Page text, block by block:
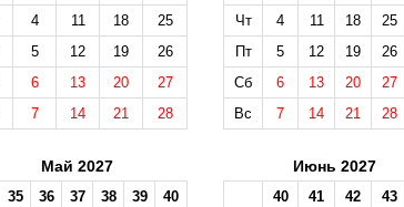
4 11 18
25
5 12 19
26
6 13 20
27
7 14 21 28
Чт
4 11 18
25
Пт
5 12 19
26
Сб
6 13 20
27
Вс
7 14 21 28
Май 2027
35 36 37 38 39
40
Июнь 2027
40 41 42 43